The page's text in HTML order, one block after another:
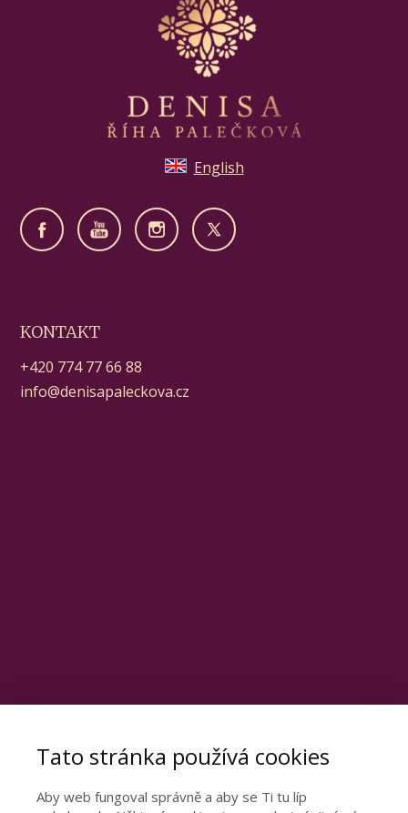
English
KONTAKT
+420 774 77 66 88
info@denisapaleckova.cz
Tato stránka používá cookies
Aby web fungoval správně a aby se Ti tu líp